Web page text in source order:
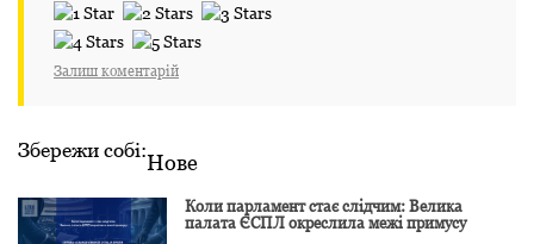
Залиш коментарій
Збережи собі:Нове
Коли парламент стає слідчим: Велика
палата ЄСПЛ окреслила межі примусу